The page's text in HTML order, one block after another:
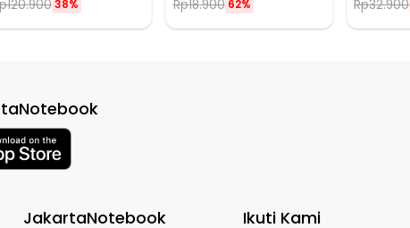
120.90038% Rp18.900 62% Rp32.900
JakartaNotebook Ikuti Kami